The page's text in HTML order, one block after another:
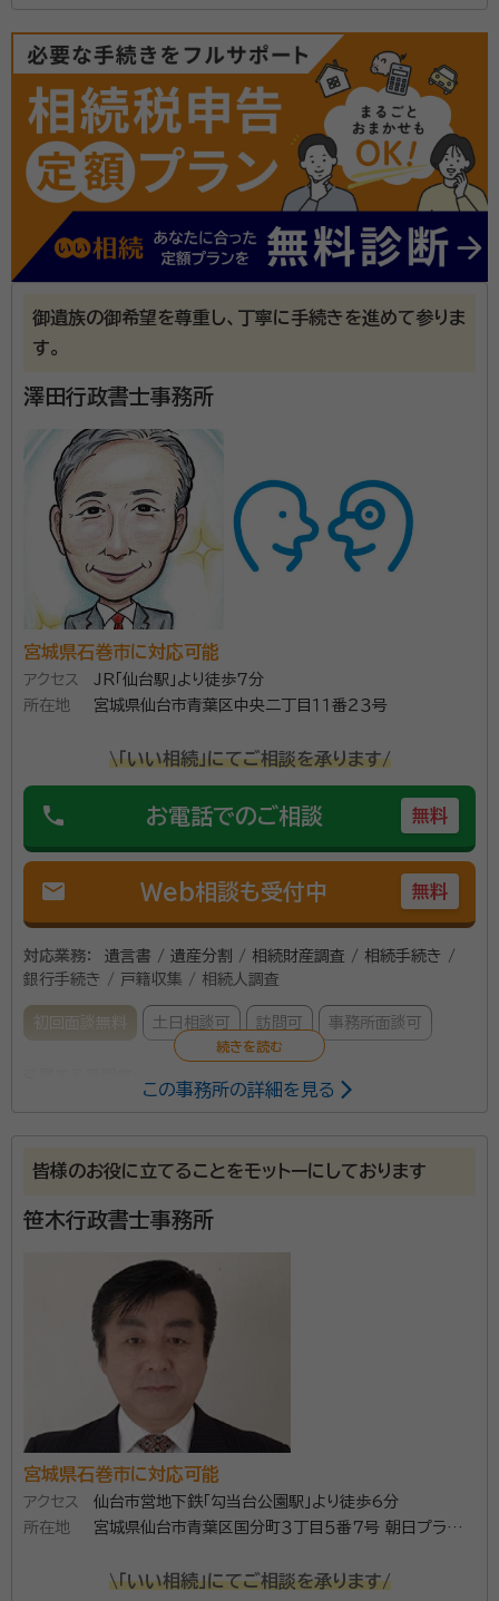
及川 正（おいかわ ただし）
司法書士、猟友会（栗原北部支部）、迫
川漁業協同組合理事、仙台法務局古川支局（登記相談員、土地の所有者不
明探索委員）、宮城県公共嘱託司法書士会理事
■長年、仙台法務局へ勤めており早期退職で司法書士
へ 不動産や商業登記の管理や受付、国籍や戸籍に関す
る業務、供託や公証関係に関するものから、人権擁護に
ついてなど様々な業務を行っていました。 ■ご相談い
・専門用語ではなく「わかりやすい言葉」で対応いたしま
す ・お手続きに付随する業務整理等、ご納得いただける
手県南、秋田県湯沢市周辺、山形県新庄周辺・最上地方
初回相談、2回目以降も相談料はいただきません。 電話
でのご相談も可能ですので、どうぞお気軽にお問い合
わせください。
所属団体：宮城県司法書士会
御遺族の御希望を尊重し、丁寧に手続きを進めて参りま
す。
澤田行政書士事務所
宮城県石巻市に対応可能
アクセス
JR「仙台駅」より徒歩7分
所在地
宮城県仙台市青葉区中央二丁目１１番２３号
\「いい相続」にてご相談を承ります/
phone お電話でのご相談 無料
mail Web相談も受付中 無料
対応業務：
遺言書 / 遺産分割 / 相続財産調査 / 相続手続き /
銀行手続き / 戸籍収集 / 相続人調査
初回面談無料 土日相談可 訪問可 事務所面談可
ます。静かな室内で、しっかりとお客様の言葉に耳を傾
けます。その方針を事務所のロゴに表しました。遺言、後
見、家族信託、相続、その他生活に関連したお手伝いを
しております。 【対応地域】宮城県 【営業時間】平日9：
00～17：00 ※時間外相談可能
行政書士・防災士・JGAP指導員
宮城県行政書士会
この事務所の詳細を見る
皆様のお役に立てることをモットーにしております
笹木行政書士事務所
宮城県石巻市に対応可能
アクセス
仙台市営地下鉄「勾当台公園駅」より徒歩6分
所在地
宮城県仙台市青葉区国分町３丁目５番７号 朝日プラザ
\「いい相続」にてご相談を承ります/